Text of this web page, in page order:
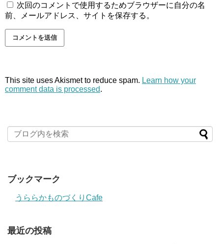
次回のコメントで使用するためブラウザーに自分の名
前、メールアドレス、サイトを保存する。
This site uses Akismet to reduce spam. Learn how your
comment data is processed.
ブックマーク
うららかものづくりCafe
最近の投稿